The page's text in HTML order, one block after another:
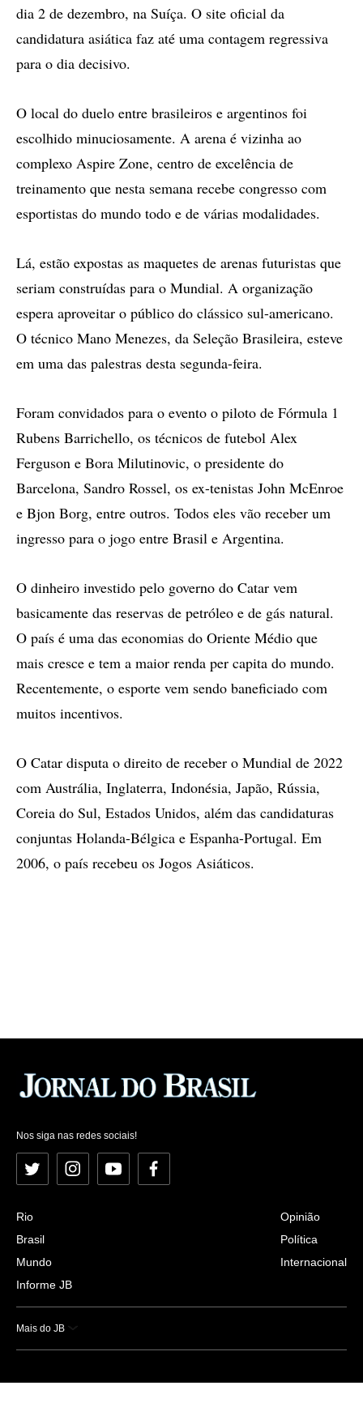
dia 2 de dezembro, na Suíça. O site oficial da
candidatura asiática faz até uma contagem regressiva
para o dia decisivo.
O local do duelo entre brasileiros e argentinos foi
escolhido minuciosamente. A arena é vizinha ao
complexo Aspire Zone, centro de excelência de
treinamento que nesta semana recebe congresso com
esportistas do mundo todo e de várias modalidades.
Lá, estão expostas as maquetes de arenas futuristas que
seriam construídas para o Mundial. A organização
espera aproveitar o público do clássico sul-americano.
O técnico Mano Menezes, da Seleção Brasileira, esteve
em uma das palestras desta segunda-feira.
Foram convidados para o evento o piloto de Fórmula 1
Rubens Barrichello, os técnicos de futebol Alex
Ferguson e Bora Milutinovic, o presidente do
Barcelona, Sandro Rossel, os ex-tenistas John McEnroe
e Bjon Borg, entre outros. Todos eles vão receber um
ingresso para o jogo entre Brasil e Argentina.
O dinheiro investido pelo governo do Catar vem
basicamente das reservas de petróleo e de gás natural.
O país é uma das economias do Oriente Médio que
mais cresce e tem a maior renda per capita do mundo.
Recentemente, o esporte vem sendo baneficiado com
muitos incentivos.
O Catar disputa o direito de receber o Mundial de 2022
com Austrália, Inglaterra, Indonésia, Japão, Rússia,
Coreia do Sul, Estados Unidos, além das candidaturas
conjuntas Holanda-Bélgica e Espanha-Portugal. Em
2006, o país recebeu os Jogos Asiáticos.
Nos siga nas redes sociais!
Twitter InstagramYouTubeFacebook
Rio
Brasil
Mundo
Informe JB
Opinião
Política
Internacional
Mais do JB
Esportes